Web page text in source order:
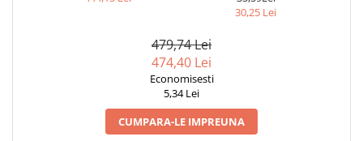
Zdrobitoare electrice & manuale
Zdrobitoare manuale
Masini de cusut si accesorii
30,25 Lei
479,74 Lei
474,40 Lei
Economisesti
5,34 Lei
CUMPARA-LE IMPREUNA